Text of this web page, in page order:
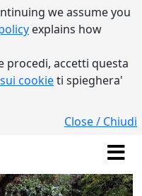
we assume you
explains how
procedi, accetti questa
cookieti spieghera'
Close / Chiudi